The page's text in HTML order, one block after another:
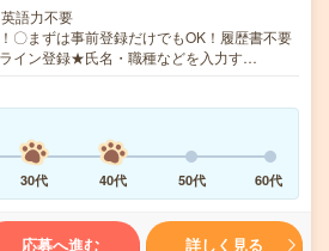
語力不要
〇まずは事前登録だけでもOK！履歴書不要
イン登録★氏名・職種などを入力す…
30代 40代 50代 60代
応募へ進む 詳しく見る